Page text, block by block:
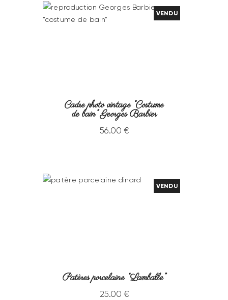
VENDU
Cadre photo vintage “Costume
de bain” Georges Barbier
56.00 €
VENDU
Patères porcelaine “Lamballe”
25.00 €